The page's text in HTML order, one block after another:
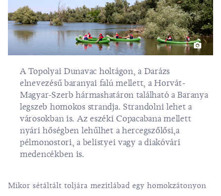
A Topolyai Dunavac holtágon, a Darázs
elnevezésű baranyai falú mellett, a Horvát-
Magyar-Szerb hármashatáron található a Baranya
legszeb homokos strandja. Strandolni lehet a
városokban is. Az eszéki Copacabana mellett
nyári hőségben lehűlhet a hercegszőlősi,a
pélmonostori, a belistyei vagy a diakóvári
medencékben is.
Mikor sétáltált toljára mezítlábad egy homokzátonyon